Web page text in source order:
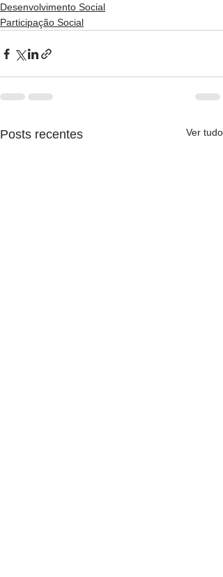
Desenvolvimento Social
Participação Social
Posts recentes Ver tudo